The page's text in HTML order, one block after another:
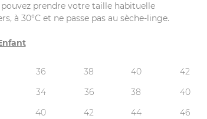
prendre votre taille habituelle
à 30°C et ne passe pas au sèche-linge.
36 38 40 42
34 36 38 40
40 42 44 46